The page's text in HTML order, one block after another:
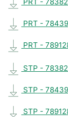
PRT -
PRT -
STP -
STP -
STP -